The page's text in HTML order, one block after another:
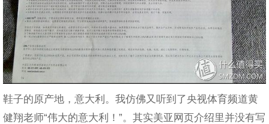
鞋子的原产地，意大利。我仿佛又听到了央视体育频道黄
健翔老师“伟大的意大利！”。其实美亚网页介绍里并没有写